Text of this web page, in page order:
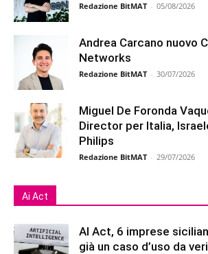
Redazione BitMAT - 05/08/2026
Andrea Carcano nuovo
Networks
Redazione BitMAT - 30/07/2026
Miguel De Foronda
Director per Italia,
Philips
Redazione BitMAT - 29/07/2026
Ai Act
AI Act, 6 imprese
già un caso d’uso da